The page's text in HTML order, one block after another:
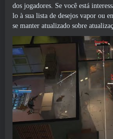
dos jogadores. Se você está
lo à sua lista de desejos vapor ou
se manter atualizado sobre